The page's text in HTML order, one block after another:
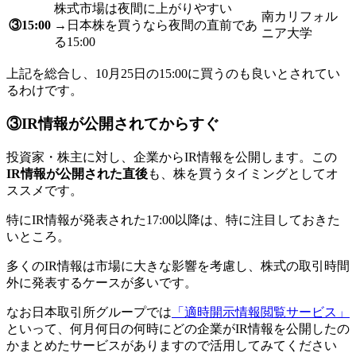
③15:00
株式市場は夜間に上がりやすい
→日本株を買うなら夜間の直前であ
る15:00
南カリフォル
ニア大学
上記を総合し、10月25日の15:00に買うのも良いとされてい
るわけです。
③IR情報が公開されてからすぐ
投資家・株主に対し、企業からIR情報を公開します。この
IR情報が公開された直後も、株を買うタイミングとしてオ
ススメです。
特にIR情報が発表された17:00以降は、特に注目しておきた
いところ。
多くのIR情報は市場に大きな影響を考慮し、株式の取引時間
外に発表するケースが多いです。
なお日本取引所グループでは 「適時開示情報閲覧サービス」
といって、何月何日の何時にどの企業がIR情報を公開したの
かまとめたサービスがありますので活用してみてください